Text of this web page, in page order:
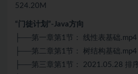
524.20M
“门徒计划”-Java方向
├──第一章第1节： 线性表基础
├──第二章第1节： 树结构基础
├──第三章第1节： 2021.05.28 排